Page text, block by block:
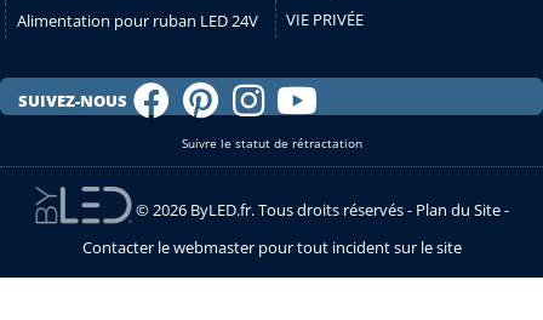
Alimentation pour ruban LED 24V
VIE PRIVÉE
SUIVEZ-NOUS
Suivre le statut de rétractation
© 2026 ByLED.fr. Tous droits réservés - Plan du Site-
Contacter le webmaster pour tout incident sur le site